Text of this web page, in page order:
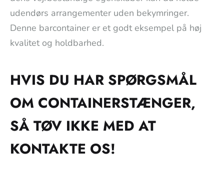
udendørs arrangementer uden bekymringer.
Denne barcontainer er et godt eksempel på høj
kvalitet og holdbarhed.
HVIS DU HAR SPØRGSMÅL
OM CONTAINERSTÆNGER,
SÅ TØV IKKE MED AT
KONTAKTE OS!